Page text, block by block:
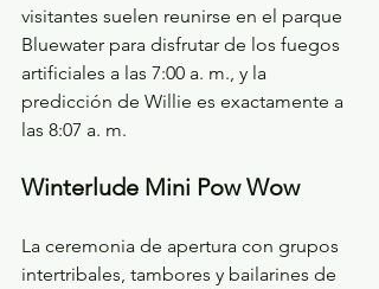
visitantes suelen reunirse en el parque
Bluewater para disfrutar de los fuegos
artificiales a las 7:00 a. m., y la
predicción de Willie es exactamente a
las 8:07 a. m.
Winterlude Mini Pow Wow
La ceremonia de apertura con grupos
intertribales, tambores y bailarines de